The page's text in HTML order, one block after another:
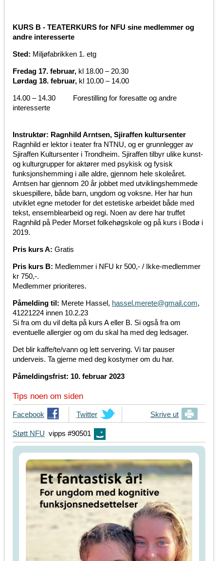
KURS B - TEATERKURS for NFU sine medlemmer og
andre interesserte
Sted: Miljøfabrikken 1. etg
Fredag 17. februar, kl 18.00 – 20.30
Lørdag 18. februar, kl 10.00 – 14.00
14.00 – 14.30 Forestilling for foresatte og andre
interesserte
Instruktør: Ragnhild Arntsen, Sjiraffen kultursenter
Ragnhild er lektor i teater fra NTNU, og er grunnlegger av
Sjiraffen Kultursenter i Trondheim. Sjiraffen tilbyr ulike kunst-
og kulturgrupper for aktører med psykisk og fysisk
funksjonshemming i alle aldre, gjennom hele skoleåret.
Arntsen har gjennom 20 år jobbet med utviklingshemmede
skuespillere, både barn, ungdom og voksne. Her har hun
utviklet egne metoder for det estetiske arbeidet både med
tekst, ensemblearbeid og regi. Noen av dere har truffet
Ragnhild på Peder Morset folkehøgskole og på kurs i Bodø i
2019.
Pris kurs A: Gratis
Pris kurs B: Medlemmer i NFU kr 500,- / Ikke-medlemmer
kr 750,-.
Medlemmer prioriteres.
Påmelding til: Merete Hassel, hassel.merete@gmail.com,
41221224 innen 10.2.23
Si fra om du vil delta på kurs A eller B. Si også fra om
eventuelle allergier og om du skal ha med deg ledsager.
Det blir kaffe/te/vann og lett servering. Vi tar pauser
underveis. Ta gjerne med deg kostymer om du har.
Påmeldingsfrist: 10. februar 2023
Tips noen om siden
T
i
p
s
Facebook
T
i
p
s
i
n
e
e
Twitter Skrive ut
Støtt NFU vipps #90501